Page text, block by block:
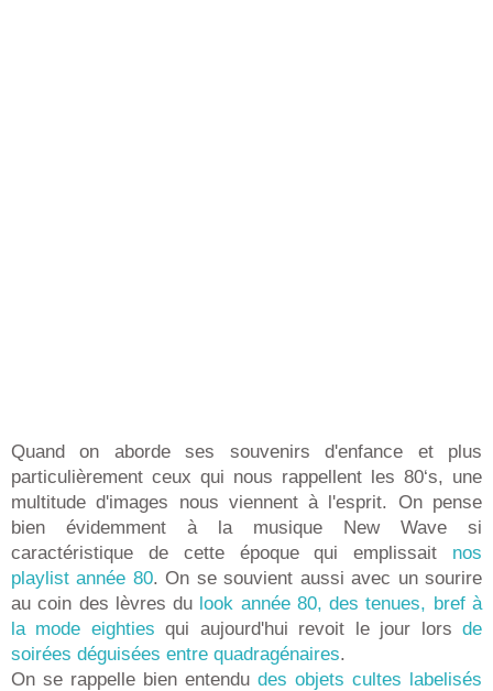
Quand on aborde ses souvenirs d'enfance et plus
particulièrement ceux qui nous rappellent les 80‘s, une
multitude d'images nous viennent à l'esprit. On pense
bien évidemment à la musique New Wave si
caractéristique de cette époque qui emplissait nos
playlist année 80. On se souvient aussi avec un sourire
au coin des lèvres du look année 80, des tenues, bref à
la mode eighties qui aujourd'hui revoit le jour lorsde
soirées déguisées entre quadragénaires.
On se rappelle bien entendu des objets cultes labelisés